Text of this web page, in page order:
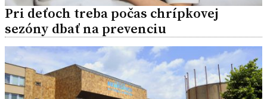
Pri deťoch treba počas chrípkovej
sezóny dbať na prevenciu